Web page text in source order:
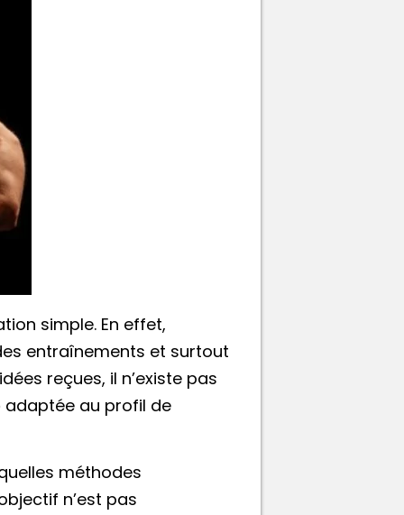
simple. En effet,
entraînements et surtout
reçues, il n’existe pas
adaptée au profil de
méthodes
n’est pas